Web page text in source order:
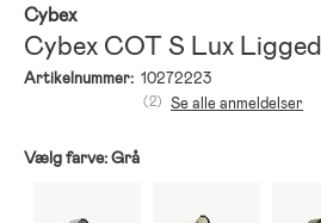
Cybex
Cybex COT S Lux
Artikelnummer: 10272223
(2) Se alle anmeldelser
Vælg farve:Grå